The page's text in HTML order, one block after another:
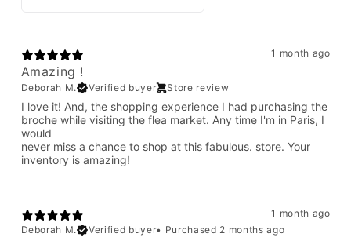
1 month ago
Amazing !
Deborah M. Verified buyer Store review
I love it! And, the shopping experience I had purchasing the
broche while visiting the flea market. Any time I'm in Paris, I
would
never miss a chance to shop at this fabulous. store. Your
inventory is amazing!
1 month ago
Deborah M.
Verified buyer• Purchased 2 months ago